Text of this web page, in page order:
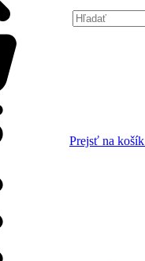
Prejsť na košík